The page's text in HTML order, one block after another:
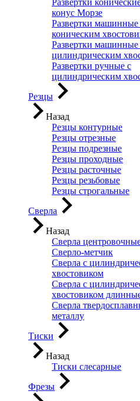
Развертки
конус Морзе
Развертки машинные
коническим
Развертки машинные
цилиндрическим
Развертки ручные с
цилиндрическим
Резцы
Назад
Резцы контурные
Резцы отрезные
Резцы подрезные
Резцы проходные
Резцы расточные
Резцы резьбовые
Резцы строгальные
Сверла
Назад
Сверла
Сверло-метчик
Сверла с
хвостовиком
Сверла с
хвостовиком
Сверла
металлу
Тиски
Назад
Тиски слесарные
Фрезы